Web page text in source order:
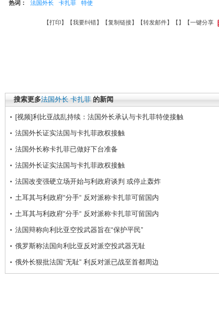
热词： 法国外长 卡扎菲 特使
【打印 】【我要纠错】【复制链接】【转发邮件】【 】 【一键分享
搜索更多法国外长 卡扎菲 的新闻
[视频]利比亚战乱持续：法国外长承认与卡扎菲特使接触
法国外长证实法国与卡扎菲政权接触
法国外长称卡扎菲已做好下台准备
法国外长证实法国与卡扎菲政权接触
法国改变强硬立场开始与利政府谈判 或停止轰炸
土耳其与利政府“分手“ 反对派称卡扎菲可留国内
土耳其与利政府“分手“ 反对派称卡扎菲可留国内
法国辩称向利比亚空投武器旨在“保护平民”
俄罗斯称法国向利比亚反对派空投武器无耻
俄外长狠批法国“无耻” 利反对派已战至首都周边